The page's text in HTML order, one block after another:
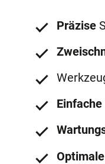
Präzise